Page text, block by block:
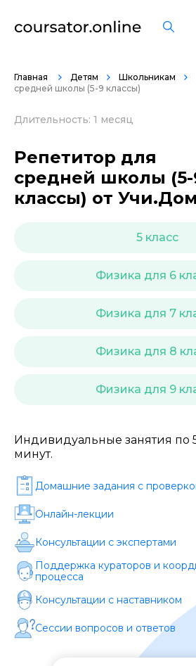
Главная Детям Школьникам
средней школы (5-9 классы)
Длительность: 1 месяц
Репетитор для
средней школы (5-
классы) от
5 класс
Физика для 6
Физика для 7
Физика для 8
Физика для 9
Индивидуальные занятия по
минут.
Домашние задания c
Онлайн-лекции
Консультации с экспертами
Поддержка кураторов и
процесса
Консультации с наставником
Сессии вопросов и ответов
Стоимость *